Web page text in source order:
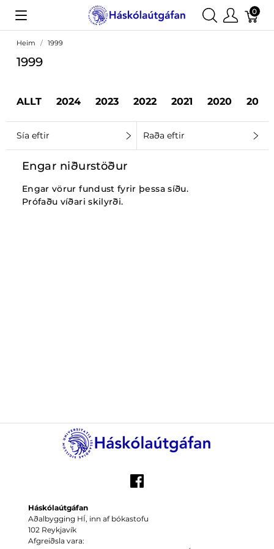
0
Heim 1999
1999
ALLT 2024 2023 2022 2021 2020 2019
Sía eftir Raða eftir
Engar niðurstöður
Engar vörur fundust fyrir þessa síðu.
Prófaðu víðari skilyrði.
Háskólaútgáfan
Aðalbygging HÍ, inn af bókastofu
102 Reykjavík
Afgreiðsla vara: